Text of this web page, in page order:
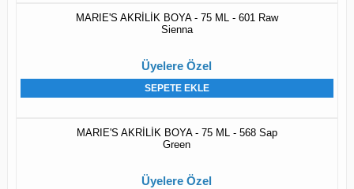
MARIE'S AKRİLİK BOYA - 75 ML - 601 Raw
Sienna
Üyelere Özel
SEPETE EKLE
MARIE'S AKRİLİK BOYA - 75 ML - 568 Sap
Green
Üyelere Özel